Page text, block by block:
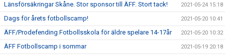
Länsförsäkringar Skåne. Stor sponsor till ÄFF. Stort tack! 2021-05-24 15:18
Dags för årets fotbollscamp! 2021-05-20 10:41
ÄFF/Prodefending Fotbollsskola för äldre spelare 14-17år 2021-05-20 10:32
ÄFF Fotbollscamp i sommar 2021-05-19 20:18